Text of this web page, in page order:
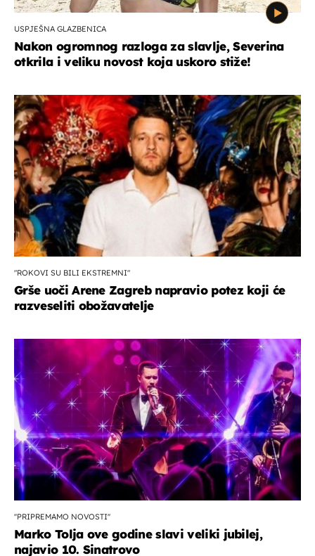
USPJEŠNA GLAZBENICA
Nakon ogromnog razloga za slavlje, Severina
otkrila i veliku novost koja uskoro stiže!
"ROKOVI SU BILI EKSTREMNI"
Grše uoči Arene Zagreb napravio potez koji će
razveseliti obožavatelje
''PRIPREMAMO NOVOSTI''
Marko Tolja ove godine slavi veliki jubilej,
najavio 10. Sinatrovo